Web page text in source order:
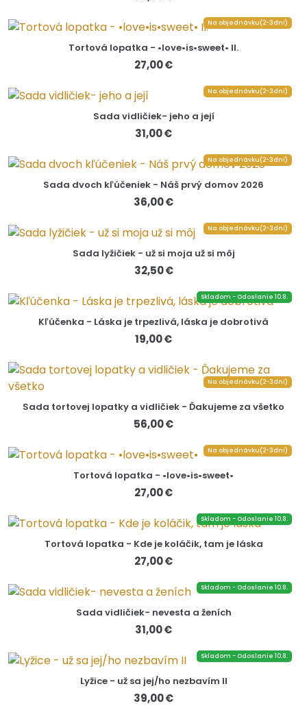
Na objednávku(2-3dni)
Tortová lopatka - •love•is•sweet• II.
27,00 €
Na objednávku(2-3dni)
Sada vidličiek- jeho a její
31,00 €
Na objednávku(2-3dni)
Sada dvoch kľúčeniek - Náš prvý domov 2026
36,00 €
Na objednávku(2-3dni)
Sada lyžičiek - už si moja už si môj
32,50 €
Skladom - Odoslanie 10.8.
Kľúčenka - Láska je trpezlivá, láska je dobrotivá
19,00 €
Na objednávku(2-3dni)
Sada tortovej lopatky a vidličiek - Ďakujeme za všetko
56,00 €
Na objednávku(2-3dni)
Tortová lopatka - •love•is•sweet•
27,00 €
Skladom - Odoslanie 10.8.
Tortová lopatka - Kde je koláčik, tam je láska
27,00 €
Skladom - Odoslanie 10.8.
Sada vidličiek- nevesta a ženích
31,00 €
Skladom - Odoslanie 10.8.
Lyžice - už sa jej/ho nezbavím II
39,00 €